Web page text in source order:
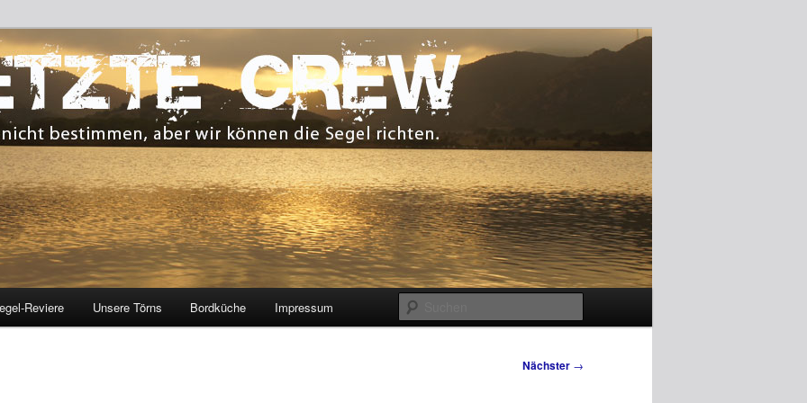
bestimmen, aber wir können die Segel richten.
Reviere Unsere Törns Bordküche Impressum
Nächster →